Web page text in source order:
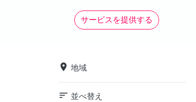
サービスを提供する
place 地域
sort 並べ替え